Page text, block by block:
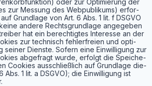
oder zur Opti­mie­rung der
zur Mes­sung des Web­pu­bli­kums) erfor­
Grund­la­ge von Art. 6 Abs. 1 lit. f DSGVO
ande­re Rechts­grund­la­ge ange­ge­ben
hat ein berech­tig­tes Inter­es­se an der
zur tech­nisch feh­ler­frei­en und opti­
sei­ner Diens­te. Sofern eine Ein­wil­li­gung zur
abge­fragt wur­de, erfolgt die Spei­che­
Coo­kies aus­schließ­lich auf Grund­la­ge die­
Abs. 1 lit. a DSGVO); die Ein­wil­li­gung ist